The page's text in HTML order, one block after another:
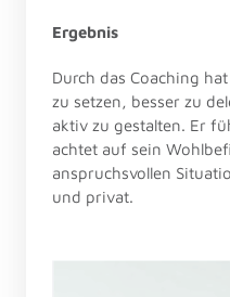
Ergebnis
Durch das Coaching
zu setzen, besser zu
aktiv zu gestalten. Er
achtet auf sein
anspruchsvollen
und privat.